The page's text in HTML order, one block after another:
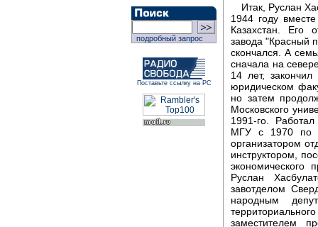
подробный запрос
Поставьте ссылку на РС
Итак, Руслан
1944 году
Казахстан. Его
завода "Красный
скончался. А
сначала на
14 лет,
юридическом
но затем
Московского
1991-го.
МГУ с 1970 по
организатором
инструктором,
Руслан
завотделом
народным
заместителем